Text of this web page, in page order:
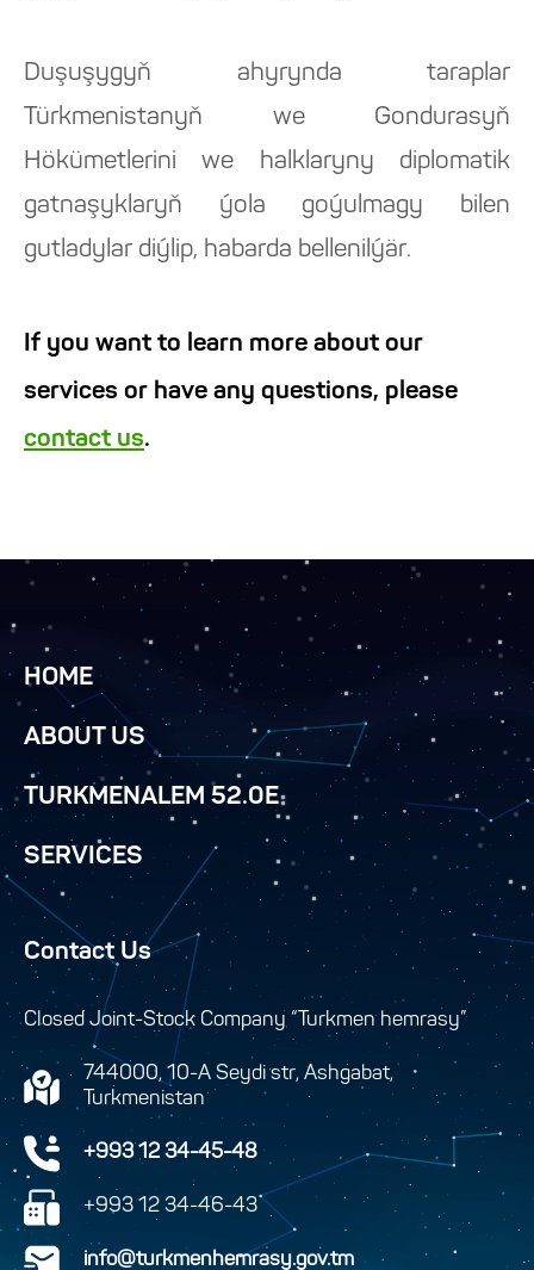
Duşuşygyň ahyrynda taraplar
Türkmenistanyň we Gondurasyň
Hökümetlerini we halklaryny diplomatik
gatnaşyklaryň ýola goýulmagy bilen
gutladylar diýlip, habarda bellenilýär.
If you want to learn more about our
services or have any questions, please
contact us.
HOME
ABOUT US
TURKMENALEM 52.0E
SERVICES
Contact Us
Closed Joint-Stock Company “Turkmen hemrasy”
744000, 10-A Seydi str, Ashgabat,
Turkmenistan
+993 12 34-45-48
+993 12 34-46-43
info@turkmenhemrasy.gov.tm